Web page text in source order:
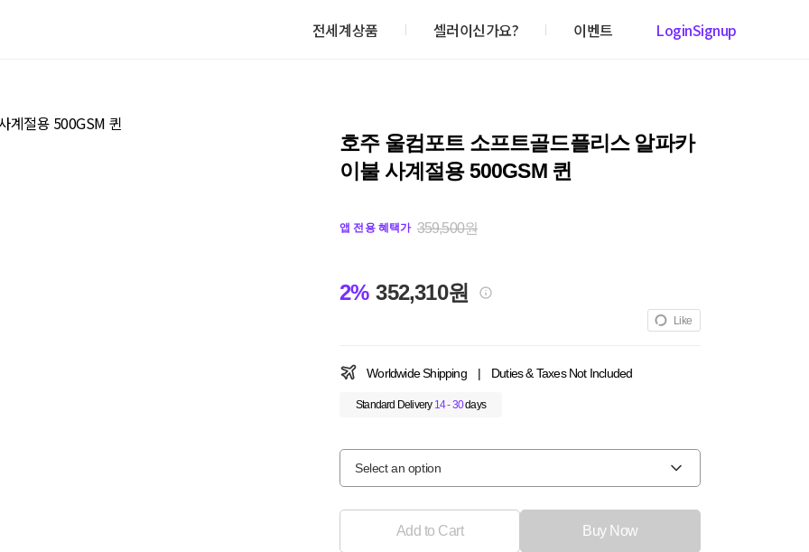
전세계상품 셀러이신가요? 이벤트 LoginSignup
호주 울컴포트 소프트골드플리스 알파카
이불 사계절용 500GSM 퀸
앱 전용 혜택가 359,500원
2% 352,310원
Like
Worldwide Shipping | Duties & Taxes Not Included
Standard Delivery 14 - 30days
Select an option
Add to Cart Buy Now